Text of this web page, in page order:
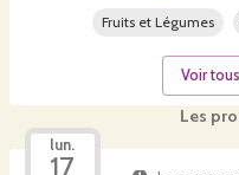
Les
lun.
17
Fruits et Légumes
Voir